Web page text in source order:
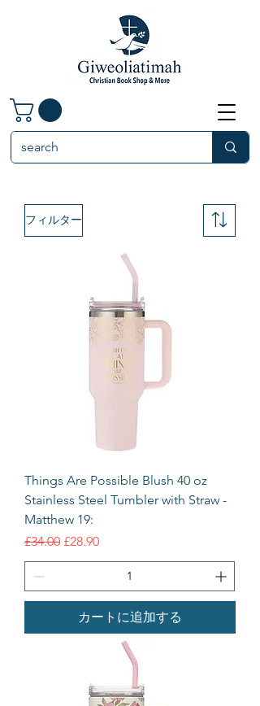
フィルター
Things Are Possible Blush 40 oz
Stainless Steel Tumbler with Straw -
Matthew 19:
通常価格
£34.00 セール価格
£28.90
カートに追加する